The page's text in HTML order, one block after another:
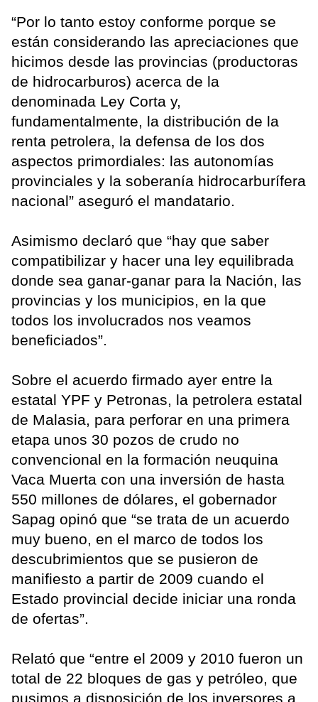
“Por lo tanto estoy conforme porque se
están considerando las apreciaciones que
hicimos desde las provincias (productoras
de hidrocarburos) acerca de la
denominada Ley Corta y,
fundamentalmente, la distribución de la
renta petrolera, la defensa de los dos
aspectos primordiales: las autonomías
provinciales y la soberanía hidrocarburífera
nacional” aseguró el mandatario.
Asimismo declaró que “hay que saber
compatibilizar y hacer una ley equilibrada
donde sea ganar-ganar para la Nación, las
provincias y los municipios, en la que
todos los involucrados nos veamos
beneficiados”.
Sobre el acuerdo firmado ayer entre la
estatal YPF y Petronas, la petrolera estatal
de Malasia, para perforar en una primera
etapa unos 30 pozos de crudo no
convencional en la formación neuquina
Vaca Muerta con una inversión de hasta
550 millones de dólares, el gobernador
Sapag opinó que “se trata de un acuerdo
muy bueno, en el marco de todos los
descubrimientos que se pusieron de
manifiesto a partir de 2009 cuando el
Estado provincial decide iniciar una ronda
de ofertas”.
Relató que “entre el 2009 y 2010 fueron un
total de 22 bloques de gas y petróleo, que
pusimos a disposición de los inversores a